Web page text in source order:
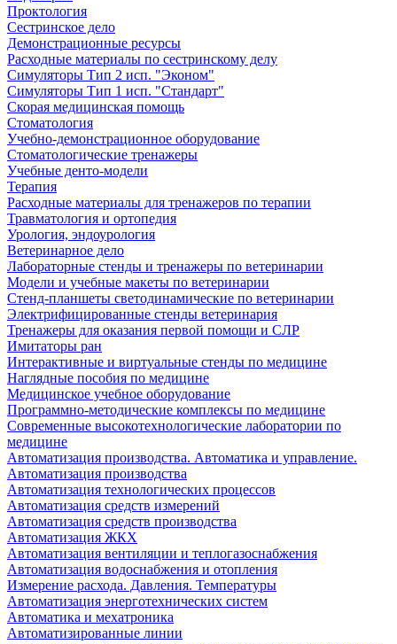
Проктология
Сестринское дело
Демонстрационные ресурсы
Расходные материалы по сестринскому делу
Симуляторы Тип 2 исп. "Эконом"
Симуляторы Тип 1 исп. "Стандарт"
Скорая медицинская помощь
Стоматология
Учебно-демонстрационное оборудование
Стоматологические тренажеры
Учебные денто-модели
Терапия
Расходные материалы для тренажеров по терапии
Травматология и ортопедия
Урология, эндоурология
Ветеринарное дело
Лабораторные стенды и тренажеры по ветеринарии
Модели и учебные макеты по ветеринарии
Стенд-планшеты светодинамические по ветеринарии
Электрифицированные стенды ветеринария
Тренажеры для оказания первой помощи и СЛР
Имитаторы ран
Интерактивные и виртуальные стенды по медицине
Наглядные пособия по медицине
Медицинское учебное оборудование
Программно-методические комплексы по медицине
Современные высокотехнологические лаборатории по
медицине
Автоматизация производства. Автоматика и управление.
Автоматизация производства
Автоматизация технологических процессов
Автоматизация средств измерений
Автоматизация средств производства
Автоматизация ЖКХ
Автоматизация вентиляции и теплогазоснабжения
Автоматизация водоснабжения и отопления
Измерение расхода. Давления. Температуры
Автоматизация энерготехнических систем
Автоматика и мехатроника
Автоматизированные линии